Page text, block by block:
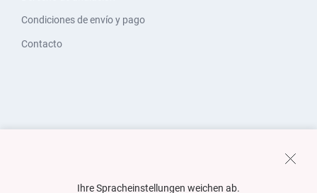
Condiciones de envío y pago
Contacto
Ihre Spracheinstellungen weichen ab.